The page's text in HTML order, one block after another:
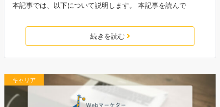
本記事では、以下について説明します。 本記事を読んで
続きを読む
キャリア